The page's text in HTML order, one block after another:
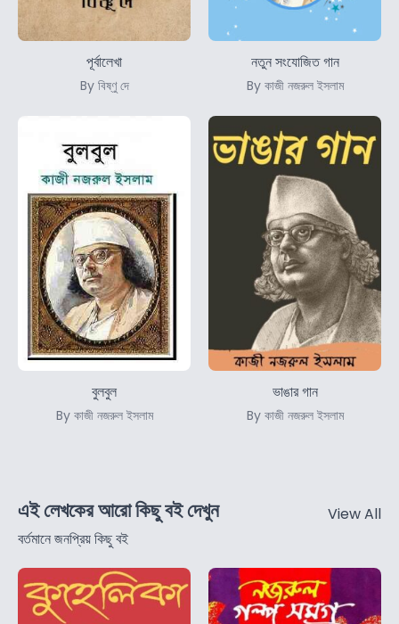
পূর্বালেখা
By বিষ্ণু দে
নতুন সংযোজিত গান
By কাজী নজরুল ইসলাম
বুলবুল
By কাজী নজরুল ইসলাম
ভাঙার গান
By কাজী নজরুল ইসলাম
এই লেখকের আরো কিছু বই দেখুন
বর্তমানে জনপ্রিয় কিছু বই
View All